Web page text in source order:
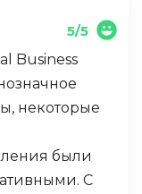
5/5
Business
некоторые
были
С